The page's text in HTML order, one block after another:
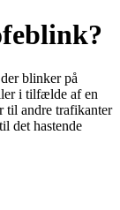
blinker på
i tilfælde af en
til andre trafikanter
det hastende